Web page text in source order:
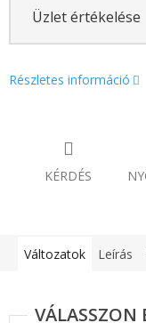
Üzlet értékelése
Részletes információ
KÉRDÉS
Változatok Leírás